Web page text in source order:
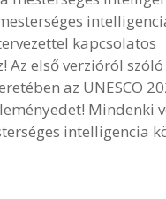
kapcsolatos
Az első verzióról
az UNESCO
Mindenki
intelligencia